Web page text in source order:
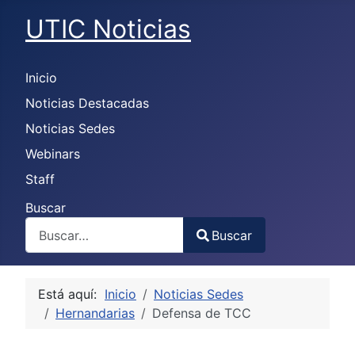
UTIC Noticias
Inicio
Noticias Destacadas
Noticias Sedes
Webinars
Staff
Buscar
Type 2 or more characters for results.
Buscar
Está aquí: Inicio
Noticias Sedes
Hernandarias
Defensa de TCC